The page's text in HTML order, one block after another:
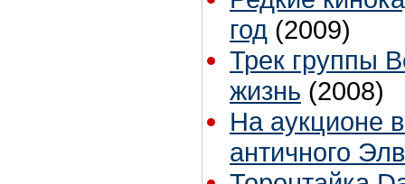
год (2009)
Трек группы
жизнь (2008)
На аукционе
античного